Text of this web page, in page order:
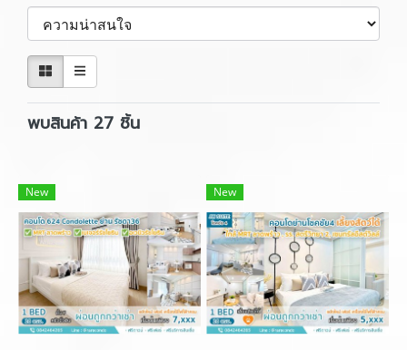
พบสินค้า 27 ชิ้น
New New